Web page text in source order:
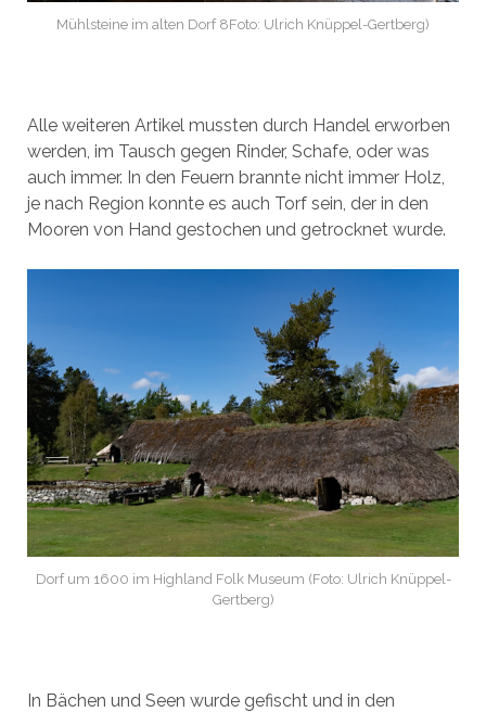
Mühlsteine im alten Dorf 8Foto: Ulrich Knüppel-Gertberg)
Alle weiteren Artikel mussten durch Handel erworben
werden, im Tausch gegen Rinder, Schafe, oder was
auch immer. In den Feuern brannte nicht immer Holz,
je nach Region konnte es auch Torf sein, der in den
Mooren von Hand gestochen und getrocknet wurde.
Dorf um 1600 im Highland Folk Museum (Foto: Ulrich Knüppel-
Gertberg)
In Bächen und Seen wurde gefischt und in den